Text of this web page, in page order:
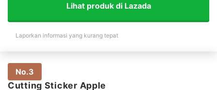
Lihat produk di Lazada
Laporkan informasi yang kurang tepat
No.3
Cutting Sticker Apple